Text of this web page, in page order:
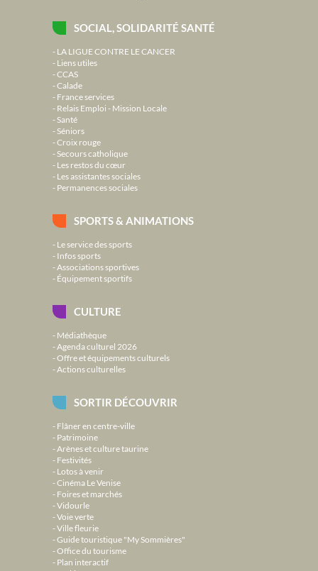
SOCIAL, SOLIDARITÉ SANTÉ
LA LIGUE CONTRE LE CANCER
Liens utiles
CCAS
Calade
France services
Relais Emploi - Mission Locale
Santé
Séniors
Croix rouge
Secours catholique
Les restos du cœur
Les assistantes sociales
Permanences sociales
SPORTS & ANIMATIONS
Le service des sports
Infos sports
Associations sportives
Équipement sportifs
CULTURE
Médiathèque
Agenda culturel 2026
Offre et équipements culturels
Actions culturelles
SORTIR DÉCOUVRIR
Flâner en centre-ville
Patrimoine
Arènes et culture taurine
Festivités
Lotos à venir
Cinéma Le Venise
Foires et marchés
Vidourle
Voie verte
Ville fleurie
Guide touristique "My Sommières"
Office du tourisme
Plan interactif